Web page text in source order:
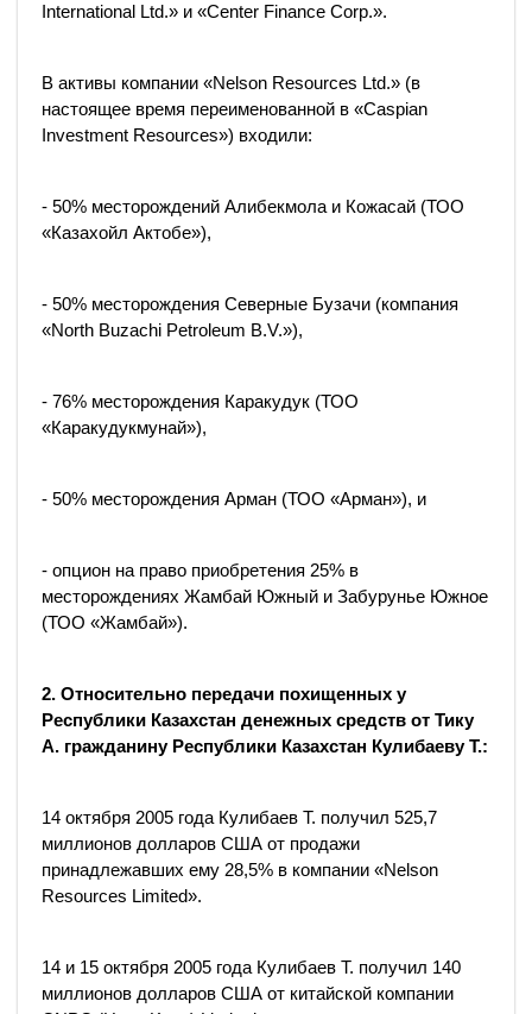
International Ltd.» и «Center Finance Corp.».
В активы компании «Nelson Resources Ltd.» (в
настоящее время переименованной в «Caspian
Investment Resources») входили:
- 50% месторождений Алибекмола и Кожасай (ТОО
«Казахойл Актобе»),
- 50% месторождения Северные Бузачи (компания
«North Buzachi Petroleum B.V.»),
- 76% месторождения Каракудук (ТОО
«Каракудукмунай»),
- 50% месторождения Арман (ТОО «Арман»), и
- опцион на право приобретения 25% в
месторождениях Жамбай Южный и Забурунье Южное
(ТОО «Жамбай»).
2. Относительно передачи похищенных у
Республики Казахстан денежных средств от Тику
А. гражданину Республики Казахстан Кулибаеву Т.:
14 октября 2005 года Кулибаев Т. получил 525,7
миллионов долларов США от продажи
принадлежавших ему 28,5% в компании «Nelson
Resources Limited».
14 и 15 октября 2005 года Кулибаев Т. получил 140
миллионов долларов США от китайской компании